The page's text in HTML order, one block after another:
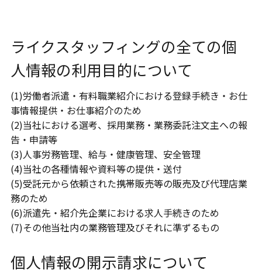
ライクスタッフィングの全ての個
人情報の利用目的について
(1)労働者派遣・有料職業紹介における登録手続き・お仕
事情報提供・お仕事紹介のため
(2)当社における選考、採用業務・業務委託注文主への報
告・申請等
(3)人事労務管理、給与・健康管理、安全管理
(4)当社の各種情報や資料等の提供・送付
(5)受託元から依頼された携帯販売等の販売及び代理店業
務のため
(6)派遣先・紹介先企業における求人手続きのため
(7)その他当社内の業務管理及びそれに準ずるもの
個人情報の開示請求について